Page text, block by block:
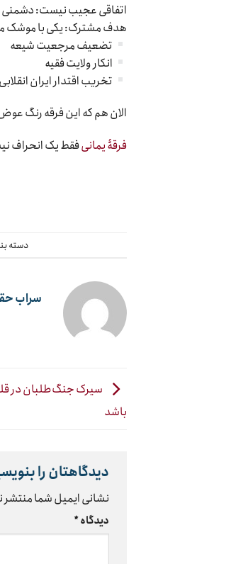
اتفاقی عجیب نیست: دشمنی
هدف مشترک: یکی با موشک
تضعیف مرجعیت شیعه
انکار ولایت فقیه
تخریب اقتدار ایران انقلابی
الان هم که این فرقه رنگ
فرقۀ یمانیفقط یک انحراف
دسته
سراب
سیرک جنگ‌طلبان در
باشد
دیدگاهتان را
نشانی ایمیل شما
دیدگاه*